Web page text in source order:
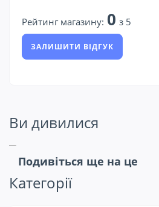
Рейтинг магазину: 0 з 5
ЗАЛИШИТИ ВІДГУК
Ви дивилися
Подивіться ще на це
Категорії